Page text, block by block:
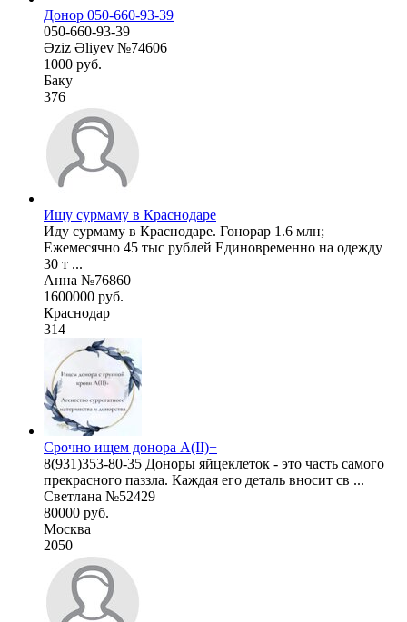
Донор 050-660-93-39
050-660-93-39
Əziz Əliyev №74606
1000 руб.
Баку
376
Ищу сурмаму в Краснодаре
Иду сурмаму в Краснодаре. Гонорар 1.6 млн;
Ежемесячно 45 тыс рублей Единовременно на одежду
30 т ...
Анна №76860
1600000 руб.
Краснодар
314
Срочно ищем донора А(II)+
8(931)353-80-35 Доноры яйцеклеток - это часть самого
прекрасного паззла. Каждая его деталь вносит св ...
Светлана №52429
80000 руб.
Москва
2050